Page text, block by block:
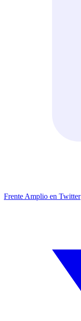
Frente Amplio en Twitter